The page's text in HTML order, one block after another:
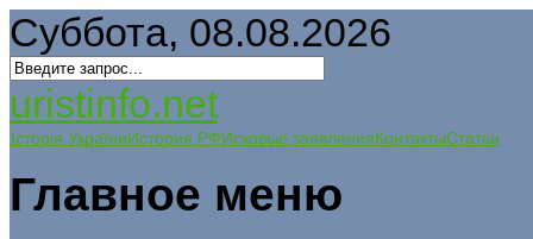
Суббота, 08.08.2026
uristinfo.net
Історія УкраїниИстория РФИсковые заявленияКонтактыСтатьи
Главное меню